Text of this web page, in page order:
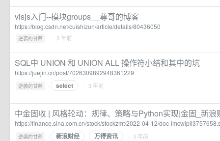
visjs入门--模块groups__尊哥的博客
https://blog.csdn.net/cuishizun/article/details/80436050
逆袭的甘蔗 · · 3 年前
SQL中 UNION 和 UNION ALL 操作符小结和其中的坑
https://juejin.cn/post/7026309892948361229
逆袭的甘蔗 · select · 3 年前
中金固收 | 风格轮动：规律、策略与Python实现|金固_新浪
https://finance.sina.com.cn/stock/stockzmt/2022-04-12/doc-
逆袭的甘蔗 · 新浪财经 万得资讯 · 3 年前